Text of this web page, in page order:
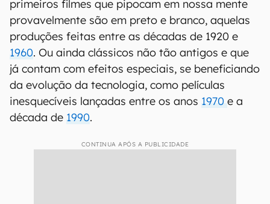
primeiros filmes que pipocam em nossa mente
provavelmente são em preto e branco, aquelas
produções feitas entre as décadas de 1920 e
1960. Ou ainda clássicos não tão antigos e que
já contam com efeitos especiais, se beneficiando
da evolução da tecnologia, como películas
inesquecíveis lançadas entre os anos 1970 e a
década de 1990.
CONTINUA APÓS A PUBLICIDADE